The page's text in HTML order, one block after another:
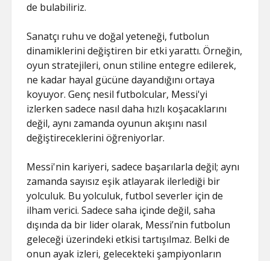
de bulabiliriz.
Sanatçı ruhu ve doğal yeteneği, futbolun
dinamiklerini değiştiren bir etki yarattı. Örneğin,
oyun stratejileri, onun stiline entegre edilerek,
ne kadar hayal gücüne dayandığını ortaya
koyuyor. Genç nesil futbolcular, Messi'yi
izlerken sadece nasıl daha hızlı koşacaklarını
değil, aynı zamanda oyunun akışını nasıl
değiştireceklerini öğreniyorlar.
Messi'nin kariyeri, sadece başarılarla değil; aynı
zamanda sayısız eşik atlayarak ilerlediği bir
yolculuk. Bu yolculuk, futbol severler için de
ilham verici. Sadece saha içinde değil, saha
dışında da bir lider olarak, Messi’nin futbolun
geleceği üzerindeki etkisi tartışılmaz. Belki de
onun ayak izleri, gelecekteki şampiyonların